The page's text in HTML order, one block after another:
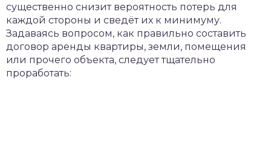
существенно снизит вероятность потерь для
каждой стороны и сведёт их к минимуму.
Задаваясь вопросом, как правильно составить
договор аренды квартиры, земли, помещения
или прочего объекта, следует тщательно
проработать: